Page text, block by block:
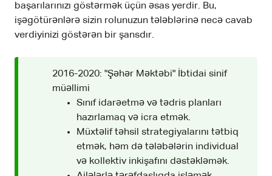
başarılarınızı göstərmək üçün əsas yerdir. Bu,
işəgötürənlərə sizin rolunuzun tələblərinə necə cavab
verdiyinizi göstərən bir şansdır.
2016-2020: "Şəhər Məktəbi" İbtidai sinif
müəllimi
Sınıf idarəetmə və tədris planları
hazırlamaq və icra etmək.
Müxtəlif təhsil strategiyalarını tətbiq
etmək, həm də tələbələrin individual
və kollektiv inkişafını dəstəkləmək.